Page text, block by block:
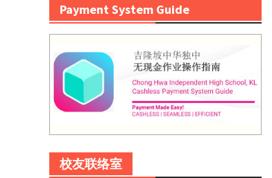
Payment System Guide
校友联络室